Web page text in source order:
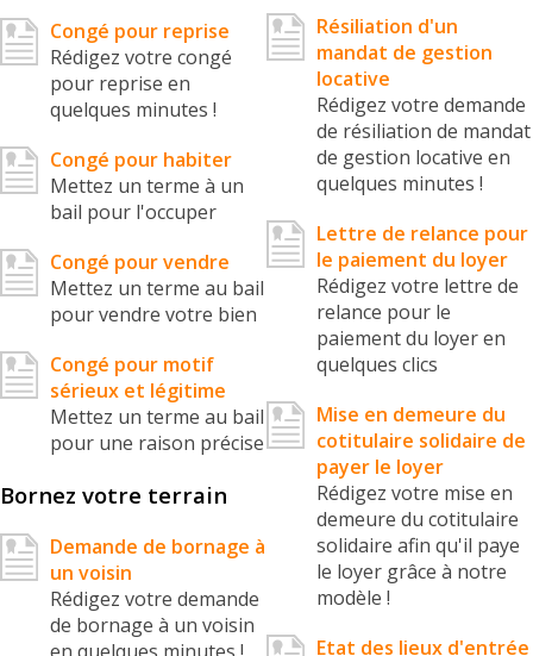
Congé pour reprise
Rédigez votre congé
pour reprise en
quelques minutes !
Congé pour habiter
Mettez un terme à un
bail pour l'occuper
Congé pour vendre
Mettez un terme au bail
pour vendre votre bien
Congé pour motif
sérieux et légitime
Mettez un terme au bail
pour une raison précise
Bornez votre terrain
Demande de bornage à
un voisin
Rédigez votre demande
de bornage à un voisin
en quelques minutes !
Résiliation d'un
mandat de gestion
locative
Rédigez votre demande
de résiliation de mandat
de gestion locative en
quelques minutes !
Lettre de relance pour
le paiement du loyer
Rédigez votre lettre de
relance pour le
paiement du loyer en
quelques clics
Mise en demeure du
cotitulaire solidaire de
payer le loyer
Rédigez votre mise en
demeure du cotitulaire
solidaire afin qu'il paye
le loyer grâce à notre
modèle !
Etat des lieux d'entrée